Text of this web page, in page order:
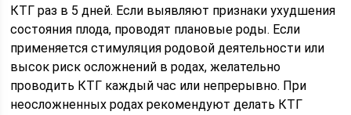
КТГ раз в 5 дней. Если выявляют признаки ухудшения
состояния плода, проводят плановые роды. Если
применяется стимуляция родовой деятельности или
высок риск осложнений в родах, желательно
проводить КТГ каждый час или непрерывно. При
неосложненных родах рекомендуют делать КТГ